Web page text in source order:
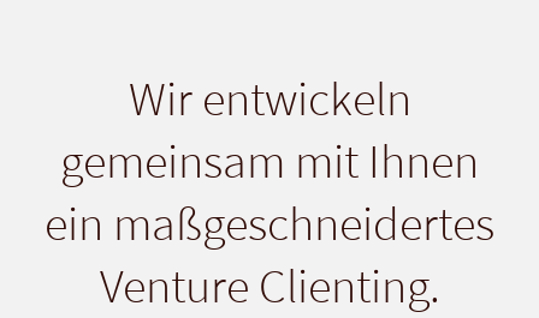
Wir entwickeln
gemeinsam mit Ihnen
ein maßgeschneidertes
Venture Clienting.